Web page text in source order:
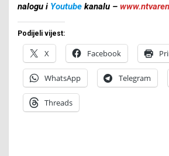
nalogu i Youtube kanalu –
Podijeli vijest:
X Facebook
WhatsApp Telegram
Threads